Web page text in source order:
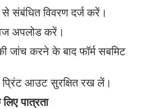
से संबंधित विवरण दर्ज करें।
अपलोड करें।
जांच करने के बाद फॉर्म सबमिट
प्रिंट आउट सुरक्षित रख लें।
पात्रता